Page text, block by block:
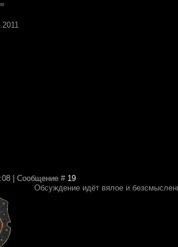
| Сообщение # 19
Обсуждение идёт вялое и